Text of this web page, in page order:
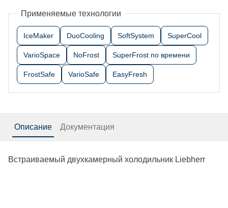
Применяемые технологии
IceMaker DuoCooling SoftSystem SuperCool
VarioSpace NoFrost SuperFrost по времени
FrostSafe VarioSafe EasyFresh
Описание Документация
Встраиваемый двухкамерный холодильник Liebherr